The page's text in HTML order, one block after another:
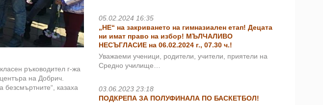
ръководител г-жа
на Добрич.
казаха
05.02.2024 16:35
„НЕ“ на закриването на гимназиален етап! Децата
ни имат право на избор! МЪЛЧАЛИВО
НЕСЪГЛАСИЕ на 06.02.2024 г., 07.30 ч.!
Уважаеми ученици, родители, учители, приятели на
Средно училище…
03.06.2023 23:18
ПОДКРЕПА ЗА ПОЛУФИНАЛА ПО БАСКЕТБОЛ!